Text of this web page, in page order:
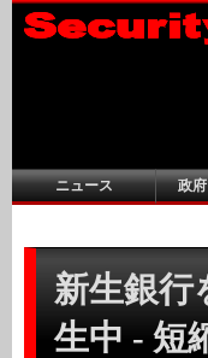
ニュース 政
新生銀行
生中 - 短